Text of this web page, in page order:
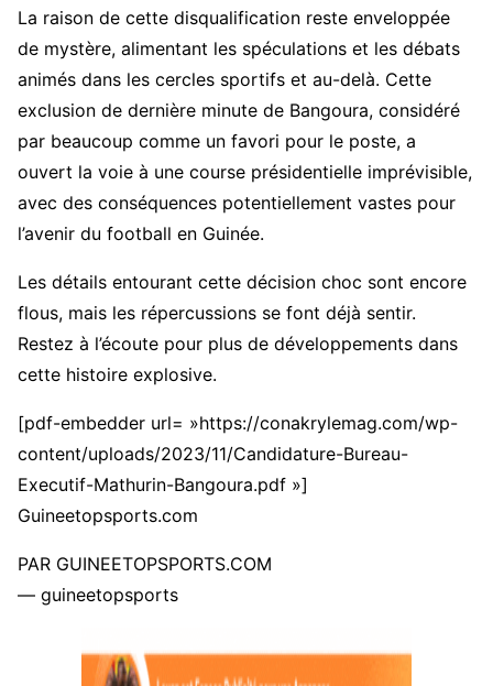
La raison de cette disqualification reste enveloppée
de mystère, alimentant les spéculations et les débats
animés dans les cercles sportifs et au-delà. Cette
exclusion de dernière minute de Bangoura, considéré
par beaucoup comme un favori pour le poste, a
ouvert la voie à une course présidentielle imprévisible,
avec des conséquences potentiellement vastes pour
l’avenir du football en Guinée.
Les détails entourant cette décision choc sont encore
flous, mais les répercussions se font déjà sentir.
Restez à l’écoute pour plus de développements dans
cette histoire explosive.
[pdf-embedder url= »https://conakrylemag.com/wp-
content/uploads/2023/11/Candidature-Bureau-
Executif-Mathurin-Bangoura.pdf »]
Guineetopsports.com
PAR GUINEETOPSPORTS.COM
— guineetopsports